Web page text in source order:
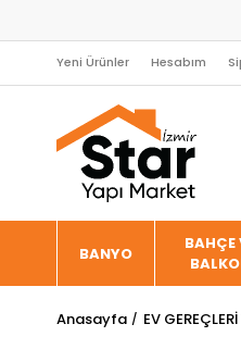
Yeni Ürünler Hesabım
BANYO
BAHÇE
Anasayfa EV